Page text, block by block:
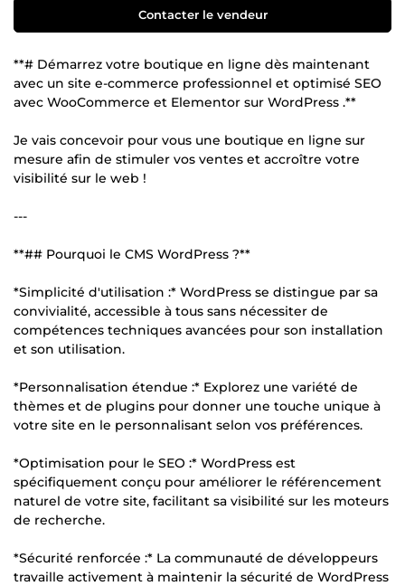
Contacter le vendeur
**# Démarrez votre boutique en ligne dès maintenant
avec un site e-commerce professionnel et optimisé SEO
avec WooCommerce et Elementor sur WordPress .**
Je vais concevoir pour vous une boutique en ligne sur
mesure afin de stimuler vos ventes et accroître votre
visibilité sur le web !
---
**## Pourquoi le CMS WordPress ?**
*Simplicité d'utilisation :* WordPress se distingue par sa
convivialité, accessible à tous sans nécessiter de
compétences techniques avancées pour son installation
et son utilisation.
*Personnalisation étendue :* Explorez une variété de
thèmes et de plugins pour donner une touche unique à
votre site en le personnalisant selon vos préférences.
*Optimisation pour le SEO :* WordPress est
spécifiquement conçu pour améliorer le référencement
naturel de votre site, facilitant sa visibilité sur les moteurs
de recherche.
*Sécurité renforcée :* La communauté de développeurs
travaille activement à maintenir la sécurité de WordPress